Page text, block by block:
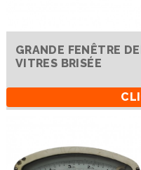
GRANDE FENÊTRE
VITRES BRISÉE